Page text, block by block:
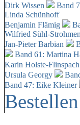
Dirk Wissen
Band
Linda Schünhoff
Benjamin Flämig
Wilfried Sühl-
Jan-Pieter Barbian
Band 61: Martina
Karin Holste-Flinspach
Ursula Georgy
Band 47: Eike Kleiner